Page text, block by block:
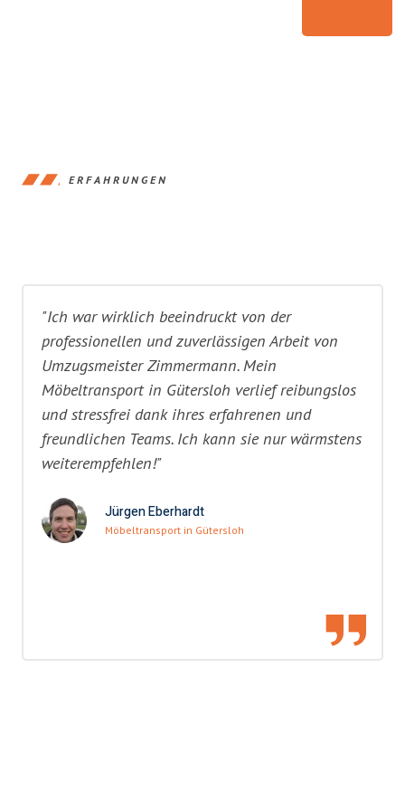
ERFAHRUNGEN
"Ich war wirklich beeindruckt von der
professionellen und zuverlässigen Arbeit von
Umzugsmeister Zimmermann. Mein
Möbeltransport in Gütersloh verlief reibungslos
und stressfrei dank ihres erfahrenen und
freundlichen Teams. Ich kann sie nur wärmstens
weiterempfehlen!"
Jürgen Eberhardt
Möbeltransport in Gütersloh